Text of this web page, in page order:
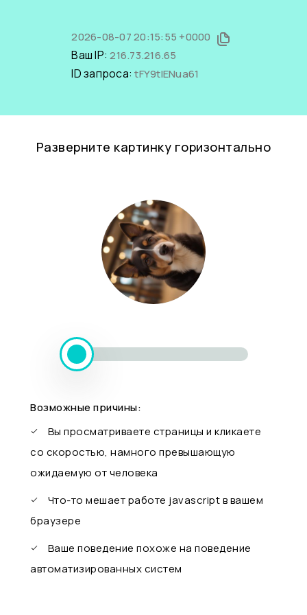
2026-08-07 20:15:55 +0000
Ваш IP:216.73.216.65
ID запроса:tFY9tIENua61
Разверните картинку горизонтально
Возможные причины:
Вы просматриваете страницы и кликаете
со скоростью, намного превышающую
ожидаемую от человека
Что-то мешает работе javascript в вашем
браузере
Ваше поведение похоже на поведение
автоматизированных систем